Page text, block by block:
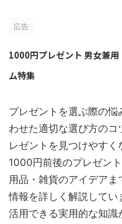
広告
1000円プレゼント 男女兼
ム特集
プレゼントを選ぶ際の
わせた適切な選び方の
レゼントを見つけやすく
1000円前後のプレゼン
用品・雑貨のアイデア
情報を詳しく解説してい
活用できる実用的な知